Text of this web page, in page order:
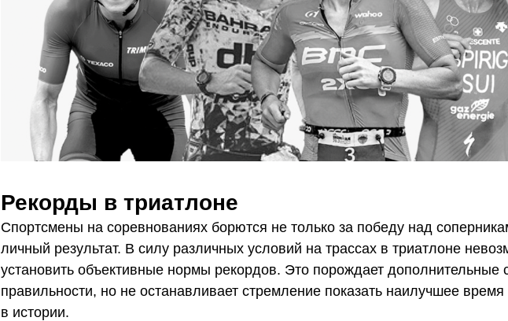
Рекорды в триатлоне
Спортсмены на соревнованиях борются не только за победу над
личный результат. В силу различных условий на трассах в триатлоне
установить объективные нормы рекордов. Это порождает дополнительные
правильности, но не останавливает стремление показать наилучшее
в истории.